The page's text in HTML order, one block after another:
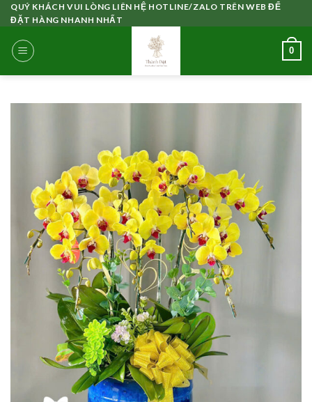
Skip
to
content
QUÝ KHÁCH VUI LÒNG LIÊN HỆ HOTLINE/ZALO TRÊN WEB ĐỂ
ĐẶT HÀNG NHANH NHẤT
0